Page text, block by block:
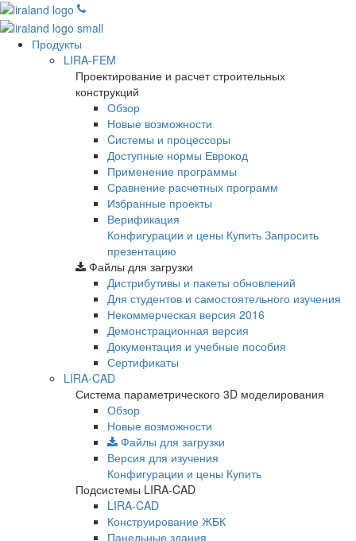
Продукты
LIRA-FEM
Проектирование и расчет строительных
конструкций
Обзор
Новые возможности
Cистемы и процессоры
Доступные нормы Еврокод
Применение программы
Сравнение расчетных программ
Избранные проекты
Верификация
Конфигурации и цены Купить Запросить
презентацию
Файлы для загрузки
Дистрибутивы и пакеты обновлений
Для студентов и самостоятельного изучения
Некоммерческая версия 2016
Демонстрационная версия
Документация и учебные пособия
Сертификаты
LIRA-CAD
Система параметрического 3D моделирования
Обзор
Новые возможности
Файлы для загрузки
Версия для изучения
Конфигурации и цены Купить
Подсистемы LIRA-CAD
LIRA-CAD
Конструирование ЖБК
Панельные здания